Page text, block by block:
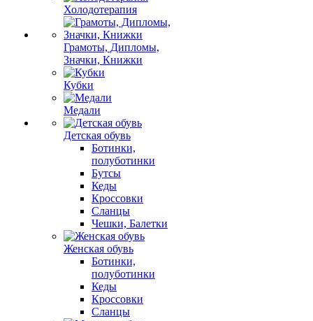
Холодотерапия
Грамоты, Дипломы,
Значки, Книжки
Кубки
Медали
Детская обувь
Ботинки,
полуботинки
Бутсы
Кеды
Кроссовки
Сланцы
Чешки, Балетки
Женская обувь
Ботинки,
полуботинки
Кеды
Кроссовки
Сланцы